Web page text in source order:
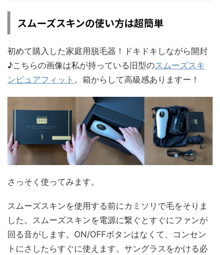
スムーズスキンの使い方は超簡単
初めて購入した家庭用脱毛器！ドキドキしながら開封
♪こちらの画像は私が持っている旧型のスムーズスキ
ンピュアフィット 。箱からして高級感ありますー！
さっそく使ってみます。
スムーズスキンを使用する前にカミソリで毛をそりま
した。スムーズスキンを電源に繋ぐとすぐにファンが
回る音がします。ON/OFFボタンはなくて、コンセン
トにさしたらすぐに使えます。サングラスをかける必